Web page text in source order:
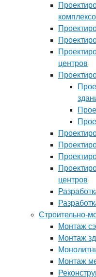
центров
центров
Строительно-
Монтаж
Монтаж
Монтаж